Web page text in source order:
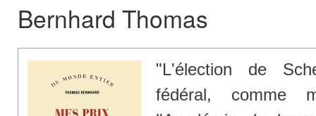
Bernhard Thomas
"L'élection de
fédéral, comme